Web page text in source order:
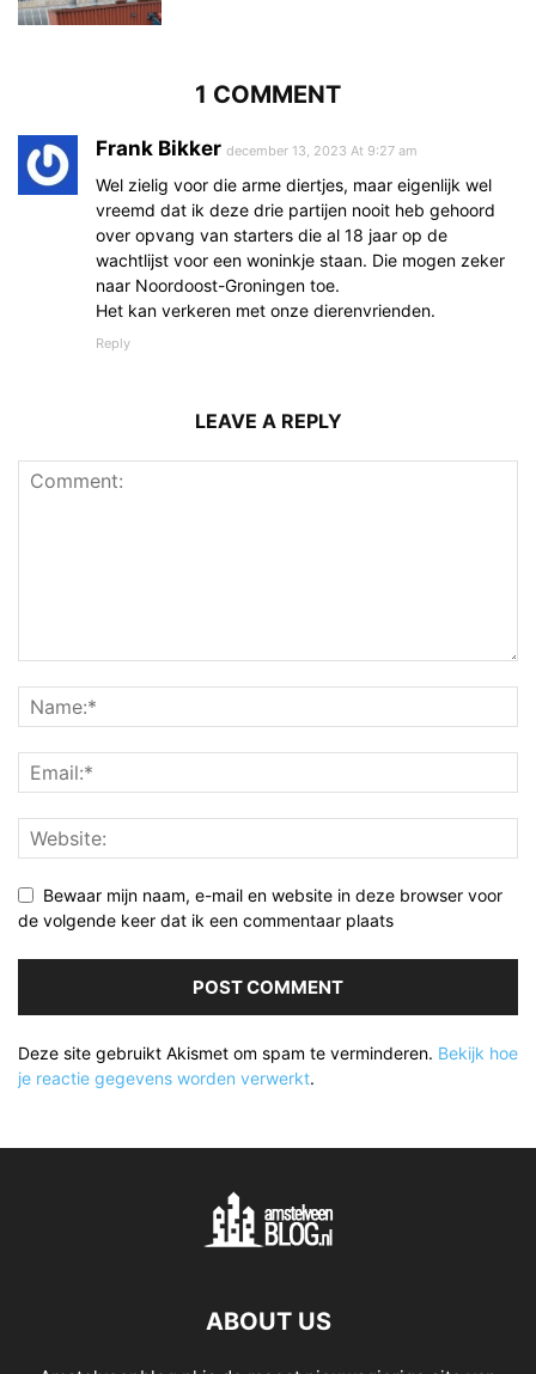
1 COMMENT
Frank Bikker december 13, 2023 At 9:27 am
Wel zielig voor die arme diertjes, maar eigenlijk wel
vreemd dat ik deze drie partijen nooit heb gehoord
over opvang van starters die al 18 jaar op de
wachtlijst voor een woninkje staan. Die mogen zeker
naar Noordoost-Groningen toe.
Het kan verkeren met onze dierenvrienden.
Reply
LEAVE A REPLY
Bewaar mijn naam, e-mail en website in deze browser voor
de volgende keer dat ik een commentaar plaats
Deze site gebruikt Akismet om spam te verminderen. Bekijk hoe
je reactie gegevens worden verwerkt.
ABOUT US